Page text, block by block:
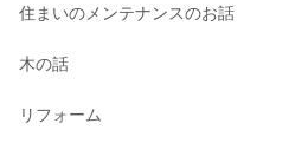
住まいのメンテナンスのお話
木の話
リフォーム